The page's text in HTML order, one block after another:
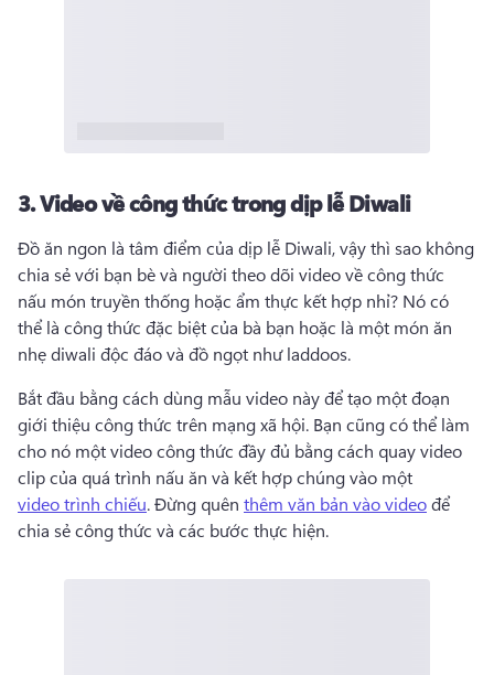
3.Video về công thức trong dịp lễ Diwali
Đồ ăn ngon là tâm điểm của dịp lễ Diwali, vậy thì sao không
chia sẻ với bạn bè và người theo dõi video về công thức
nấu món truyền thống hoặc ẩm thực kết hợp nhỉ? Nó có
thể là công thức đặc biệt của bà bạn hoặc là một món ăn
nhẹ diwali độc đáo và đồ ngọt như laddoos.
Bắt đầu bằng cách dùng mẫu video này để tạo một đoạn
giới thiệu công thức trên mạng xã hội. Bạn cũng có thể làm
cho nó một video công thức đầy đủ bằng cách quay video
clip của quá trình nấu ăn và kết hợp chúng vào một
video trình chiếu. Đừng quên thêm văn bản vào video để
chia sẻ công thức và các bước thực hiện.